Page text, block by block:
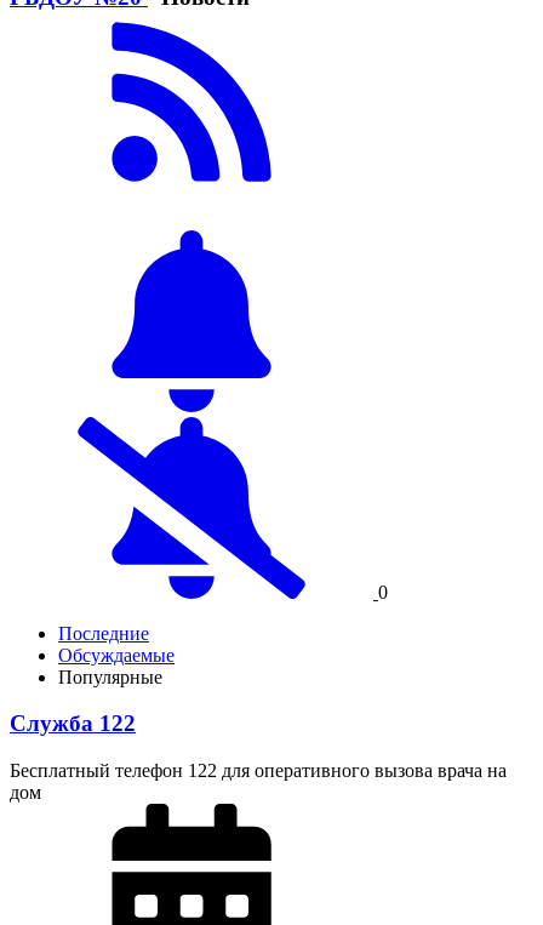
0
Последние
Обсуждаемые
Популярные
Служба 122
Бесплатный телефон 122 для оперативного вызова врача на
дом